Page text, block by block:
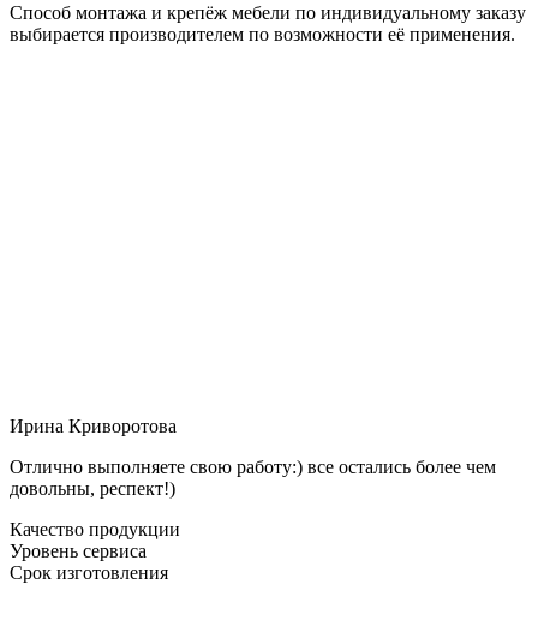
Способ монтажа и крепёж мебели по индивидуальному заказу
выбирается производителем по возможности её применения.
Ирина Криворотова
Отлично выполняете свою работу:) все остались более чем
довольны, респект!)
Качество продукции
Уровень сервиса
Срок изготовления